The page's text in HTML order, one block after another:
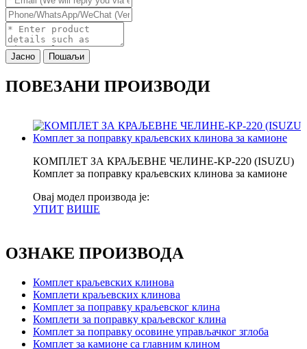
Јасно Пошаљи
ПОВЕЗАНИ ПРОИЗВОДИ
КОМПЛЕТ ЗА КРАЉЕВНЕ ЧЕЛИНЕ-KP-220 (ISUZU)
Комплет за поправку краљевских клинова за камионе
Овај модел производа је:
УПИТ ВИШЕ
ОЗНАКЕ ПРОИЗВОДА
Комплет краљевских клинова
Комплети краљевских клинова
Комплет за поправку краљевског клина
Комплети за поправку краљевског клина
Комплет за поправку осовине управљачког зглоба
Комплет за камионе са главним клином